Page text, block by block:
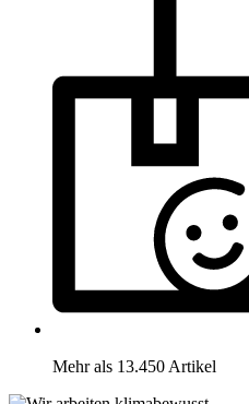
Mehr als 13.450 Artikel